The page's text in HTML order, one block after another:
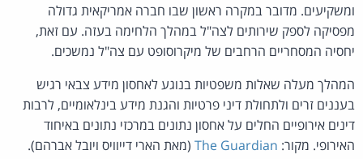
ומשקיעים. מדובר במקרה ראשון שבו חברה אמריקאית גדולה
מפסיקה לספק שירותים לצה"ל במהלך הלחימה בעזה. עם זאת,
יחסיה המסחריים הרחבים של מיקרוסופט עם צה"ל נמשכים.
המהלך מעלה שאלות משפטיות בנוגע לאחסון מידע צבאי רגיש
בעננים זרים ולתחולת דיני פרטיות והגנת מידע בינלאומיים, לרבות
דינים אירופיים החלים על אחסון נתונים במרכזי נתונים באיחוד
האירופי. מקור: The Guardian (מאת הארי דייוויס ויובל אברהם).